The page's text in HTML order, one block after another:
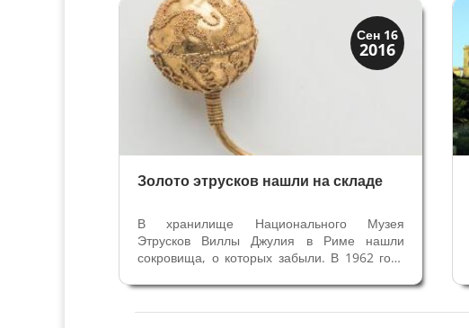
Ренессанса в Риме с 1803 года стала
Академией Франции....
Сен 16
2016
История
Открытия
Золото этрусков нашли на складе
В хранилище Национального Музея
Этрусков Виллы Джулия в Риме нашли
сокровища, о которых забыли. В 1962 году
награбленные предметы у черных
копателей из некрополя Полледрара в